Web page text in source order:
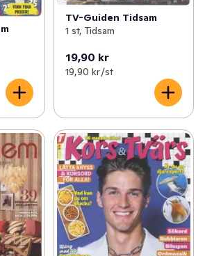
TV-Guiden Tidsam
1 st, Tidsam
19,90 kr
19,90 kr /st